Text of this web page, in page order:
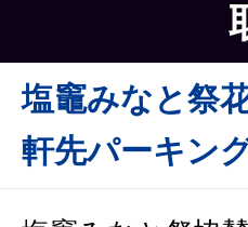
塩竈みなと祭
軒先パーキン